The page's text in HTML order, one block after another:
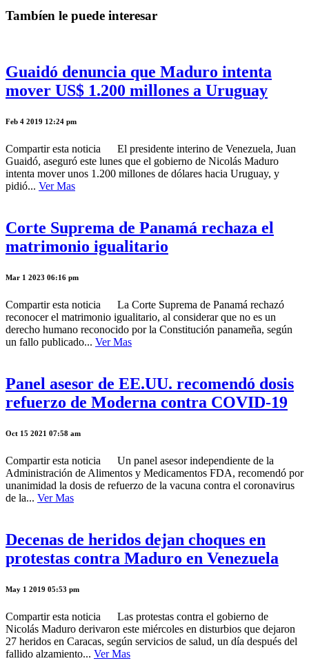
Tambíen le puede interesar
Guaidó denuncia que Maduro intenta
mover US$ 1.200 millones a Uruguay
Feb 4 2019 12:24 pm
Compartir esta noticia El presidente interino de Venezuela, Juan
Guaidó, aseguró este lunes que el gobierno de Nicolás Maduro
intenta mover unos 1.200 millones de dólares hacia Uruguay, y
pidió... Ver Mas
Corte Suprema de Panamá rechaza el
matrimonio igualitario
Mar 1 2023 06:16 pm
Compartir esta noticia La Corte Suprema de Panamá rechazó
reconocer el matrimonio igualitario, al considerar que no es un
derecho humano reconocido por la Constitución panameña, según
un fallo publicado... Ver Mas
Panel asesor de EE.UU. recomendó dosis
refuerzo de Moderna contra COVID-19
Oct 15 2021 07:58 am
Compartir esta noticia Un panel asesor independiente de la
Administración de Alimentos y Medicamentos FDA, recomendó por
unanimidad la dosis de refuerzo de la vacuna contra el coronavirus
de la... Ver Mas
Decenas de heridos dejan choques en
protestas contra Maduro en Venezuela
May 1 2019 05:53 pm
Compartir esta noticia Las protestas contra el gobierno de
Nicolás Maduro derivaron este miércoles en disturbios que dejaron
27 heridos en Caracas, según servicios de salud, un día después del
fallido alzamiento... Ver Mas